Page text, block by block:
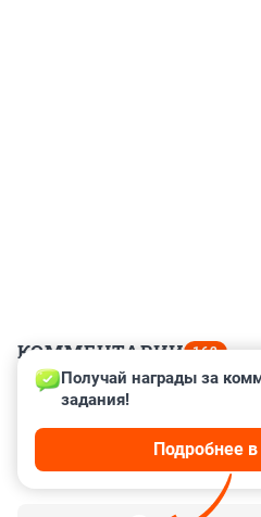
КОММЕНТАРИИ 162
Гость
Медицину совсем
Получай награды за
задания!
Подробнее